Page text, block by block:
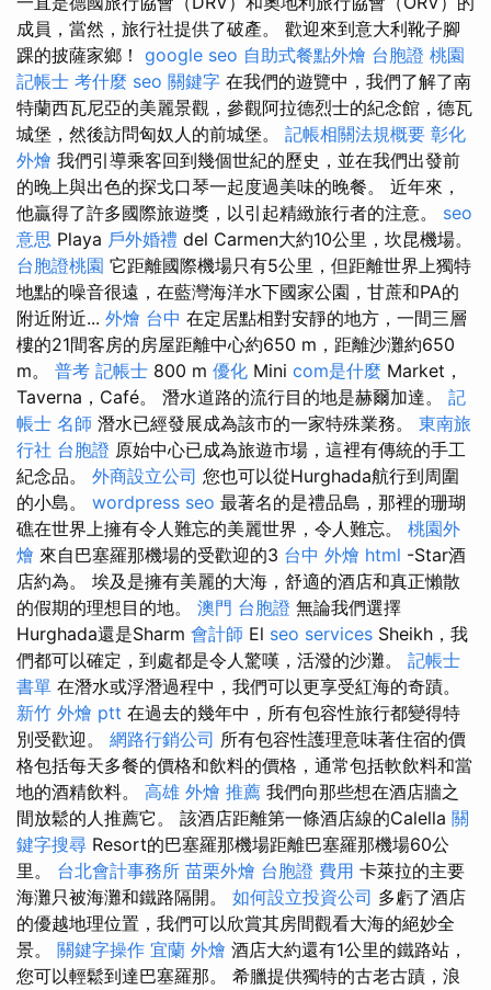
成員，當然，旅行社提供了破產。 歡迎來到意大利靴子腳
踝的披薩家鄉！ google seo 自助式餐點外燴 台胞證 桃園
記帳士 考什麼 seo 關鍵字 在我們的遊覽中，我們了解了南
特蘭西瓦尼亞的美麗景觀，參觀阿拉德烈士的紀念館，德瓦
城堡，然後訪問匈奴人的前城堡。 記帳相關法規概要 彰化
外燴 我們引導乘客回到幾個世紀的歷史，並在我們出發前
的晚上與出色的探戈口琴一起度過美味的晚餐。 近年來，
他贏得了許多國際旅遊獎，以引起精緻旅行者的注意。 seo
意思 Playa 戶外婚禮 del Carmen大約10公里，坎昆機場。
台胞證桃園 它距離國際機場只有5公里，但距離世界上獨特
地點的噪音很遠，在藍灣海洋水下國家公園，甘蔗和PA的
附近附近... 外燴 台中 在定居點​​相對安靜的地方，一間三層
樓的21間客房的房屋距離中心約650 m，距離沙灘約650
m。 普考 記帳士 800 m 優化 Mini com是什麼 Market，
Taverna，Café。 潛水道路的流行目的地是赫爾加達。 記
帳士 名師 潛水已經發展成為該市的一家特殊業務。 東南旅
行社 台胞證 原始中心已成為旅遊市場，這裡有傳統的手工
紀念品。 外商設立公司 您也可以從Hurghada航行到周圍
的小島。 wordpress seo 最著名的是禮品島，那裡的珊瑚
礁在世界上擁有令人難忘的美麗世界，令人難忘。 桃園外
燴 來自巴塞羅那機場的受歡迎的3 台中 外燴 html -Star酒
店約為。 埃及是擁有美麗的大海，舒適的酒店和真正懶散
的假期的理想目的地。 澳門 台胞證 無論我們選擇
Hurghada還是Sharm 會計師 El seo services Sheikh，我
們都可以確定，到處都是令人驚嘆，活潑的沙灘。 記帳士
書單 在潛水或浮潛過程中，我們可以更享受紅海的奇蹟。
新竹 外燴 ptt 在過去的幾年中，所有包容性旅行都變得特
別受歡迎。 網路行銷公司 所有包容性護理意味著住宿的價
格包括每天多餐的價格和飲料的價格，通常包括軟飲料和當
地的酒精飲料。 高雄 外燴 推薦 我們向那些想在酒店牆之
間放鬆的人推薦它。 該酒店距離第一條酒店線的Calella 關
鍵字搜尋 Resort的巴塞羅那機場距離巴塞羅那機場60公
里。 台北會計事務所 苗栗外燴 台胞證 費用 卡萊拉的主要
海灘只被海灘和鐵路隔開。 如何設立投資公司 多虧了酒店
的優越地理位置，我們可以欣賞其房間觀看大海的絕妙全
景。 關鍵字操作 宜蘭 外燴 酒店大約還有1公里的鐵路站，
您可以輕鬆到達巴塞羅那。 希臘提供獨特的古老古蹟，浪